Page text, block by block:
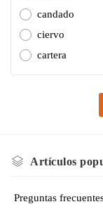
candado
ciervo
cartera
Artículos